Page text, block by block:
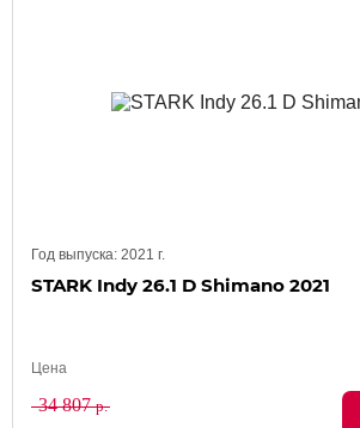
Год выпуска: 2021 г.
STARK Indy 26.1 D Shimano 2021
Цена
34 807р.